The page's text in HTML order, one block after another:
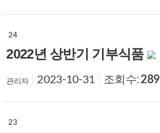
24
2022년 상반기 기부식품
관리자 2023-10-31 조회수: 289
23